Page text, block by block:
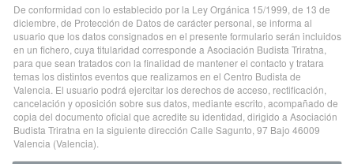
De conformidad con lo establecido por la Ley Orgánica 15/1999, de 13 de
diciembre, de Protección de Datos de carácter personal, se informa al
usuario que los datos consignados en el presente formulario serán incluidos
en un fichero, cuya titularidad corresponde a Asociación Budista Triratna,
para que sean tratados con la finalidad de mantener el contacto y tratara
temas los distintos eventos que realizamos en el Centro Budista de
Valencia. El usuario podrá ejercitar los derechos de acceso, rectificación,
cancelación y oposición sobre sus datos, mediante escrito, acompañado de
copia del documento oficial que acredite su identidad, dirigido a Asociación
Budista Triratna en la siguiente dirección Calle Sagunto, 97 Bajo 46009
Valencia (Valencia).